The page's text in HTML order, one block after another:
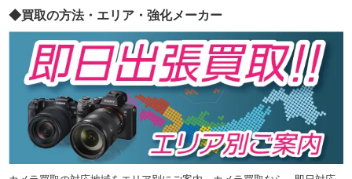
◆買取の方法・エリア・強化メーカー